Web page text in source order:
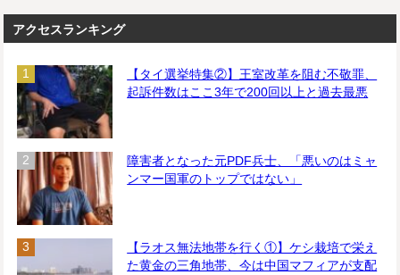
アクセスランキング
【タイ選挙特集②】王室改革を阻む不敬罪、
起訴件数はここ3年で200回以上と過去最悪
障害者となった元PDF兵士、「悪いのはミャ
ンマー国軍のトップではない」
【ラオス無法地帯を行く①】ケシ栽培で栄え
た黄金の三角地帯、今は中国マフィアが支配